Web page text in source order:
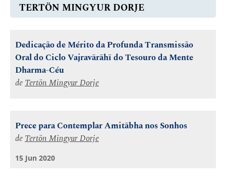
TERTÖN MINGYUR DORJE
Dedicação de Mérito da Profunda Transmissão
Oral do Ciclo Vajravārāhī do Tesouro da Mente
Dharma-Céu
deTertön Mingyur Dorje
Prece para Contemplar Amitābha nos Sonhos
deTertön Mingyur Dorje
15 Jun 2020